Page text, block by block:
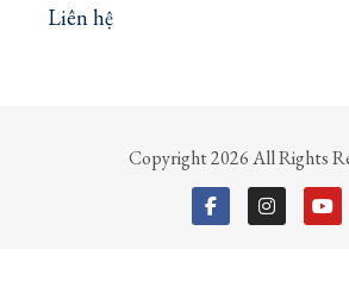
Liên hệ
Copyright 2026 All Rights